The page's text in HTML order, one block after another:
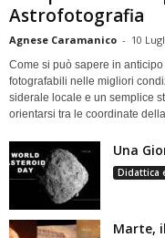
Astrofotografia
Agnese Caramanico - 10
Come si può sapere in
fotografabili nelle migliori
siderale locale e un semplice
orientarsi tra le coordinate
Una
Didattica
Marte,